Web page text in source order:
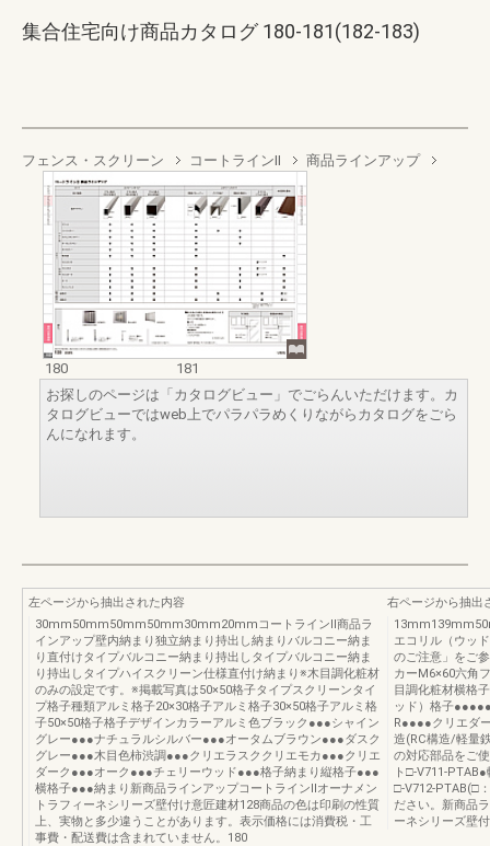
集合住宅向け商品カタログ 180-181(182-183)
フェンス・スクリーン コートラインII 商品ラインアップ
180
181
お探しのページは「カタログビュー」でごらんいただけます。カ
タログビューではweb上でパラパラめくりながらカタログをごら
んになれます。
左ページから抽出された内容
30mm50mm50mm50mm30mm20mmコートラインⅡ商品ラ
インアップ壁内納まり独立納まり持出し納まりバルコニー納ま
り直付けタイプバルコニー納まり持出しタイプバルコニー納ま
り持出しタイプハイスクリーン仕様直付け納まり※木目調化粧材
のみの設定です。※掲載写真は50×50格子タイプスクリーンタイ
プ格子種類アルミ格子20×30格子アルミ格子30×50格子アルミ格
子50×50格子格子デザインカラーアルミ色ブラック●●●シャイン
グレー●●●ナチュラルシルバー●●●オータムブラウン●●●ダスク
グレー●●●木目色柿渋調●●●クリエラスククリエモカ●●●クリエ
ダーク●●●オーク●●●チェリーウッド●●●格子納まり縦格子●●●
横格子●●●納まり新商品ラインアップコートラインⅡオーナメン
トラフィーネシリーズ壁付け意匠建材128商品の色は印刷の性質
上、実物と多少違うことがあります。表示価格には消費税・工
事費・配送費は含まれていません。180
右ページから抽出
エコリル（ウッ
のご注意」をご
カーM6×60六角
目調化粧材横格
ッド）格子
R●●●●クリエダ
造(RC構造/軽量
の対応部品をご
ト□-V711-
□-V712-PTAB(□
ださい。新商品
ーネシリーズ壁